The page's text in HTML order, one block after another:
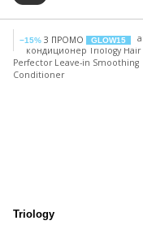
−15% З ПРОМО GLOW15
Triology